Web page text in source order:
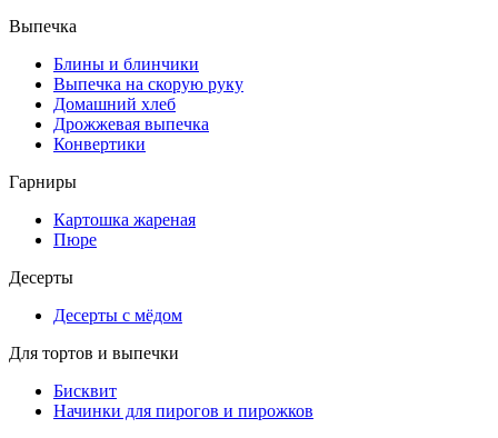
Выпечка
Блины и блинчики
Выпечка на скорую руку
Домашний хлеб
Дрожжевая выпечка
Конвертики
Гарниры
Картошка жареная
Пюре
Десерты
Десерты с мёдом
Для тортов и выпечки
Бисквит
Начинки для пирогов и пирожков